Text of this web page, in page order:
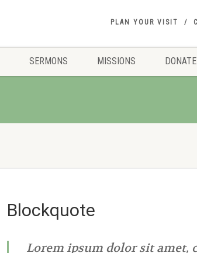
PLAN YOUR VISIT
SERMONS MISSIONS DONATE
Blockquote
Lorem ipsum dolor sit amet,